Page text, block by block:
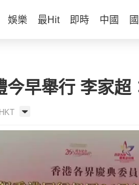
娛樂 最Hit 即時 中國
今早舉行 李家